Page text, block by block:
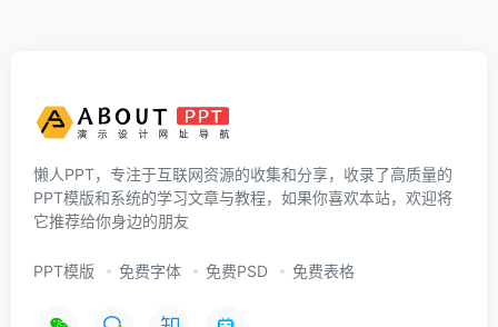
懒人PPT，专注于互联网资源的收集和分享，收录了高质量的
PPT模版和系统的学习文章与教程，如果你喜欢本站，欢迎将
它推荐给你身边的朋友
PPT模版 免费字体 免费PSD 免费表格